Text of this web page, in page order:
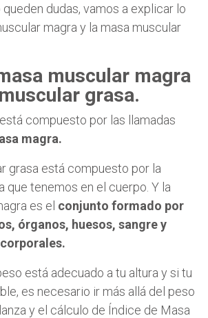
queden dudas, vamos a explicar lo
magra y la masa muscular
muscular magra
grasa.
compuesto por las llamadas
magra.
grasa está compuesto por la
que tenemos en el cuerpo. Y la
es el conjunto formado por
órganos, huesos, sangre y
está adecuado a tu altura y si tu
es necesario ir más allá del peso
y el cálculo de Índice de Masa